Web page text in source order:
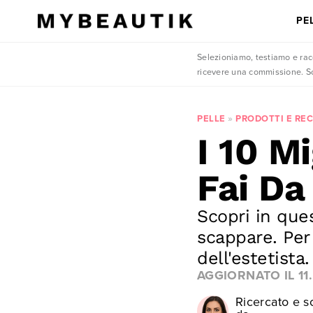
Selezioniamo, testiamo e
ricevere una commissione.
PELLE » PRODOTTI E
I 10
Fai Da
Scopri in
scappare.
dell'estetista.
AGGIORNATO IL
Ricercato e